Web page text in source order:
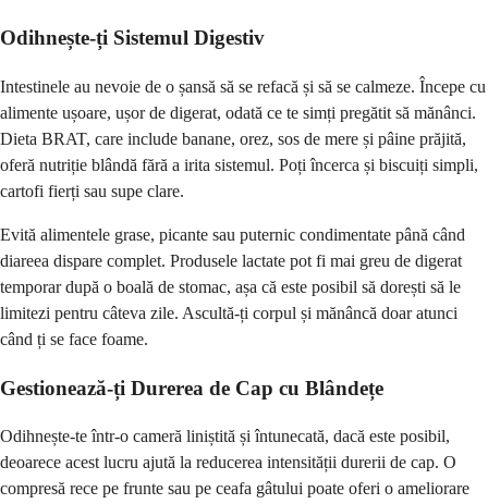
Odihnește-ți Sistemul Digestiv
Intestinele au nevoie de o șansă să se refacă și să se calmeze. Începe cu
alimente ușoare, ușor de digerat, odată ce te simți pregătit să mănânci.
Dieta BRAT, care include banane, orez, sos de mere și pâine prăjită,
oferă nutriție blândă fără a irita sistemul. Poți încerca și biscuiți simpli,
cartofi fierți sau supe clare.
Evită alimentele grase, picante sau puternic condimentate până când
diareea dispare complet. Produsele lactate pot fi mai greu de digerat
temporar după o boală de stomac, așa că este posibil să dorești să le
limitezi pentru câteva zile. Ascultă-ți corpul și mănâncă doar atunci
când ți se face foame.
Gestionează-ți Durerea de Cap cu Blândețe
Odihnește-te într-o cameră liniștită și întunecată, dacă este posibil,
deoarece acest lucru ajută la reducerea intensității durerii de cap. O
compresă rece pe frunte sau pe ceafa gâtului poate oferi o ameliorare